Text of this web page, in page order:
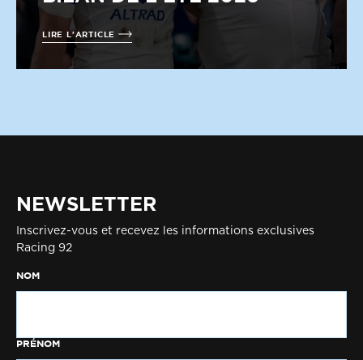
LIRE L'ARTICLE
NEWSLETTER
Inscrivez-vous et recevez les informations exclusives
Racing 92
NOM
PRÉNOM